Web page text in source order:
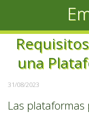
una
31/08/2023
Las